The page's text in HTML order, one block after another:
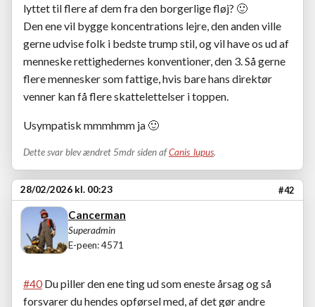
lyttet til flere af dem fra den borgerlige fløj? 🙂
Den ene vil bygge koncentrations lejre, den anden ville
gerne udvise folk i bedste trump stil, og vil have os ud af
menneske rettighedernes konventioner, den 3. Så gerne
flere mennesker som fattige, hvis bare hans direktør
venner kan få flere skattelettelser i toppen.
Usympatisk mmmhmm ja 🙂
Dette svar blev ændret 5mdr siden afCanis_lupus.
28/02/2026 kl. 00:23 #42
Cancerman
Superadmin
E-peen: 4571
#40Du piller den ene ting ud som eneste årsag og så
forsvarer du hendes opførsel med, af det gør andre